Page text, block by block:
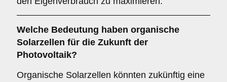
Welche Bedeutung haben organische
Solarzellen für die Zukunft der
Photovoltaik?
Organische Solarzellen könnten zukünftig eine